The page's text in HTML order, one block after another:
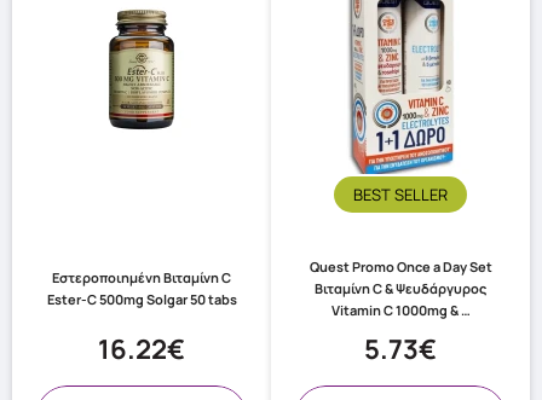
Εστεροποιημένη Βιταμίνη C
Ester-C 500mg Solgar 50 tabs
16.22€
BEST SELLER
Quest Promo Once a Day Set
Βιταμίνη C & Ψευδάργυρος
Vitamin C 1000mg & …
5.73€